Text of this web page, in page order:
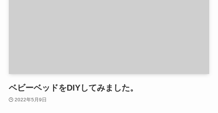
ベビーベッドをDIYしてみました。
2022年5月9日